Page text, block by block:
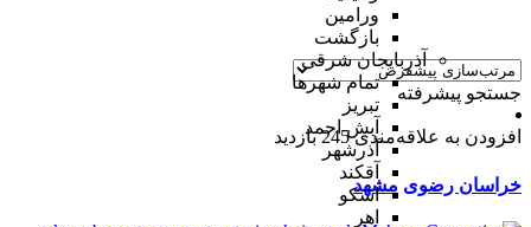
ورامین
بازگشت
آذربایجان شرقی
تمام شهر‌ها
تبریز
آبش احمد
آذرشهر
آقکند
اسکو
اهر
جستجو پیشرفته
افزودن به علاقه‌مندی 245 بازدید
خراسان رضوی مشهد